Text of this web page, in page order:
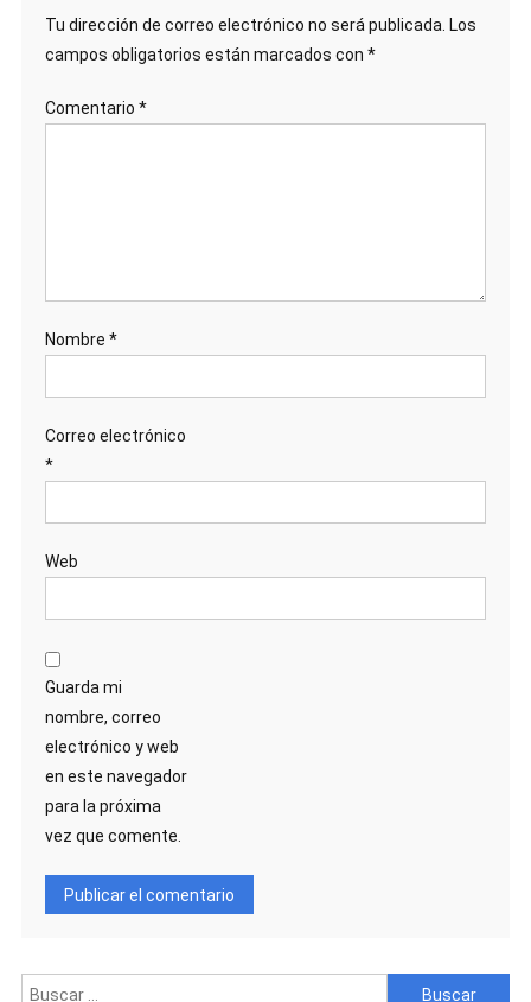
Tu dirección de correo electrónico no será publicada. Los
campos obligatorios están marcados con *
Comentario *
Nombre *
Correo electrónico
*
Web
Guarda mi
nombre, correo
electrónico y web
en este navegador
para la próxima
vez que comente.
Buscar: